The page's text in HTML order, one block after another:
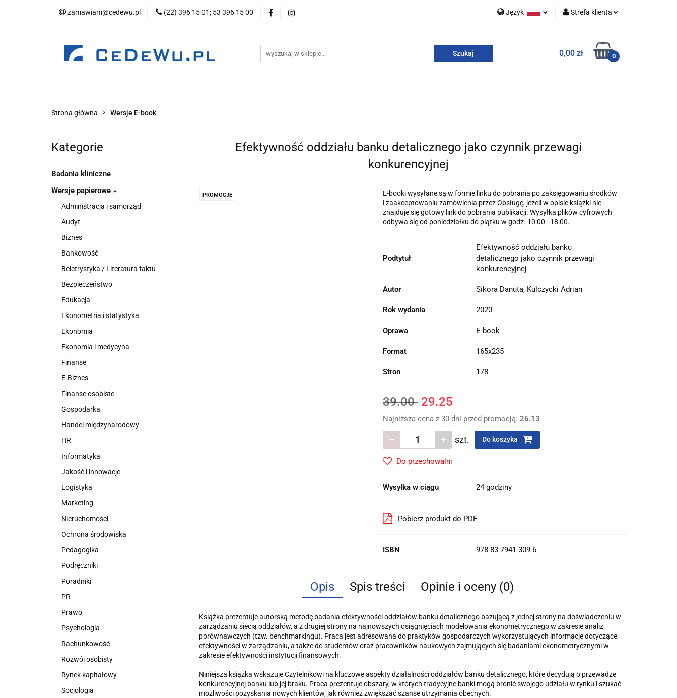
zamawiam@cedewu.pl (22) 396 15 01; 53 396 15 00 Język Strefa klienta
Zarejestruj się
0,00 zł 0
Kategorie Nowości Zapowiedzi
Wydawnictwo For English Wydawnictwa
Strona główna Wersje E-book
Kategorie
Badania kliniczne
Wersje papierowe
Administracja i samorząd
Audyt
Biznes
Bankowość
Beletrystyka / Literatura faktu
Bezpieczeństwo
Edukacja
Ekonometria i statystyka
Ekonomia
Ekonomia i medycyna
Finanse
E-Biznes
Finanse osobiste
Gospodarka
Handel międzynarodowy
HR
Informatyka
Jakość i innowacje
Logistyka
Marketing
Nieruchomości
Ochrona środowiska
Pedagogika
Podręczniki
Poradniki
PR
Prawo
Psychologia
Rachunkowość
Rozwój osobisty
Rynek kapitałowy
Socjologia
Efektywność oddziału banku detalicznego jako czynnik przewagi
konkurencyjnej
PROMOCJE
E-booki wysyłane są w formie linku do pobrania po zaksięgowaniu środków
i zaakceptowaniu zamówienia przez Obsługę, jeżeli w opisie książki nie
znajduje się gotowy link do pobrania publikacji. Wysyłka plików cyfrowych
odbywa się od poniedziałku do piątku w godz. 10:00 - 18:00.
Podtytuł
Efektywność oddziału banku
detalicznego jako czynnik przewagi
konkurencyjnej
Autor Sikora Danuta, Kulczycki Adrian
Rok wydania 2020
Oprawa E-book
Format 165x235
Stron 178
39.00 29.25
Najniższa cena z 30 dni przed promocją:26.13
szt. Do koszyka
Do przechowalni
Wysyłka w ciągu 24 godziny
Pobierz produkt do PDF
ISBN 978-83-7941-309-6
Opis Spis treści Opinie i oceny (0)
Książka prezentuje autorską metodę badania efektywności oddziałów banku detalicznego bazującą z jednej strony na doświadczeniu w
zarządzaniu sie­cią oddziałów, a z drugiej strony na najnowszych osiągnięciach modelowania ekonometrycznego w zakresie analiz
porównawczych (tzw. benchmarkin­gu). Praca jest adresowana do praktyków gospodarczych wykorzystujących informacje dotyczące
efektywności w zarządzaniu, a także do studentów oraz pracowników naukowych zajmujących się badaniami ekonometrycznymi w
zakresie efektywności instytucji finansowych.
Niniejsza książka wskazuje Czytelnikowi na kluczowe aspekty działalności oddziałów banku detalicznego, które decydują o przewadze
konkurencyjnej banku lub jej braku. Praca prezentuje obszary, w których tradycyjne banki mogą bronić swojego udziału w rynku i szukać
możliwości pozyskania no­wych klientów, jak również zwiększać szanse utrzymania obecnych.